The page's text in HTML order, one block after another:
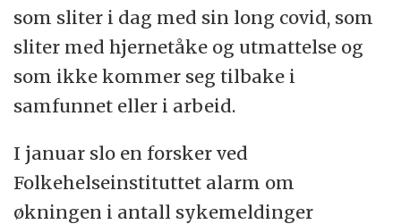
som sliter i dag med sin long covid, som
sliter med hjernetåke og utmattelse og
som ikke kommer seg tilbake i
samfunnet eller i arbeid.
I januar slo en forsker ved
Folkehelseinstituttet alarm om
økningen i antall sykemeldinger